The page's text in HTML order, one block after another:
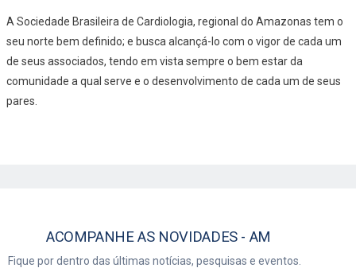
A Sociedade Brasileira de Cardiologia, regional do Amazonas tem o
seu norte bem definido; e busca alcançá-lo com o vigor de cada um
de seus associados, tendo em vista sempre o bem estar da
comunidade a qual serve e o desenvolvimento de cada um de seus
pares.
AM
Fique por dentro das últimas notícias, pesquisas e eventos.